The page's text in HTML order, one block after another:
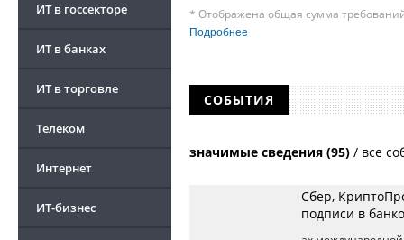
ИТ в госсекторе
ИТ в банках
ИТ в торговле
Телеком
Интернет
ИТ-бизнес
* Отображена общая сумма
требования к своим должникам —
Подробнее
СОБЫТИЯ
значимые сведения (95) / все
Сбер,
подписи в